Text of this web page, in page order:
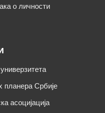
о личности
планера Србије
асоцијација